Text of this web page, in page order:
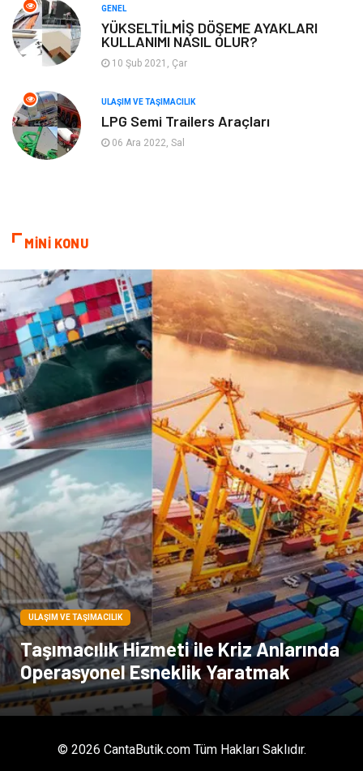
Aksesuar
Plastik
Ambalaj Eğlence
Pazarlama
Bilişim televizyon
Bebek Giyim Dernekler ve Birlikler
çiçek İnternet
Tarım & Hayvancılık Endüstriyel Ürünler
GENEL
YÜKSELTİLMİŞ DÖŞEME AYAKLARI
KULLANIMI NASIL OLUR?
10 Şub 2021, Çar
ULAŞIM VE TAŞIMACILIK
LPG Semi Trailers Araçları
06 Ara 2022, Sal
MİNİ KONU
ULAŞIM VE TAŞIMACILIK
Taşımacılık Hizmeti ile Kriz Anlarında
Operasyonel Esneklik Yaratmak
© 2026 CantaButik.com Tüm Hakları Saklıdır.